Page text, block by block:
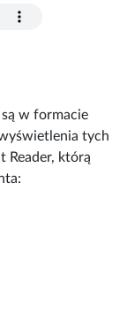
w formacie
tych
Reader, którą